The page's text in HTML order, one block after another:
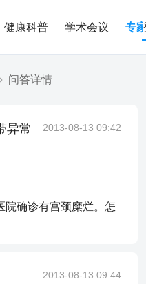
健康科普 学术会议 专
问答详情
异常
2013-08-13 09:42
院确诊有宫颈糜烂。怎
2013-08-13 09:44